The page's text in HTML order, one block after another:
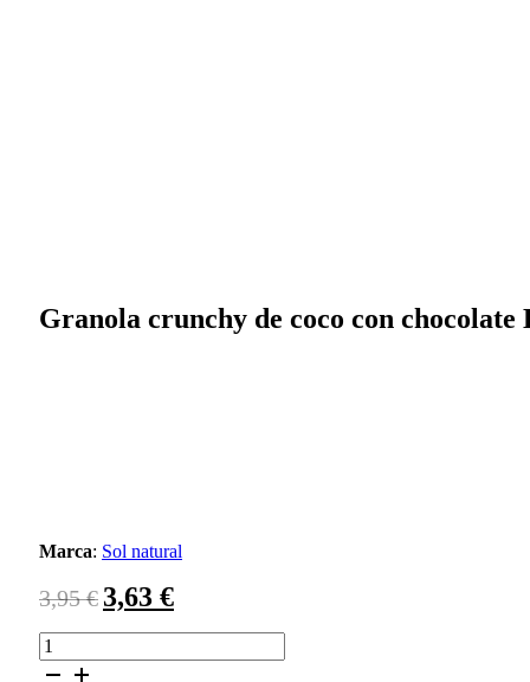
Granola crunchy de coco con
Marca: Sol natural
3,95€ El
precio
3,63 €El
precio
Granola
crunchy